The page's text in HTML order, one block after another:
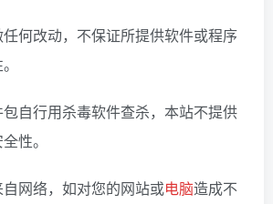
何改动，不保证所提供软件或程序
自行用杀毒软件查杀，本站不提供
性。
网络，如对您的网站或电脑造成不